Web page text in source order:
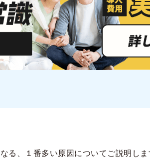
る、１番多い原因についてご説明しま